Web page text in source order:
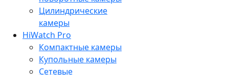
Цилиндрические
камеры
HiWatch Pro
Компактные камеры
Купольные камеры
Сетевые